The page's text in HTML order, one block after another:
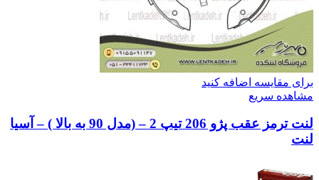
برای مقایسه اضافه کنید
مشاهده سریع
لنت ترمز عقب پژو 206 تیپ 2 – (مدل 90 به بالا ) – آسیا
لنت